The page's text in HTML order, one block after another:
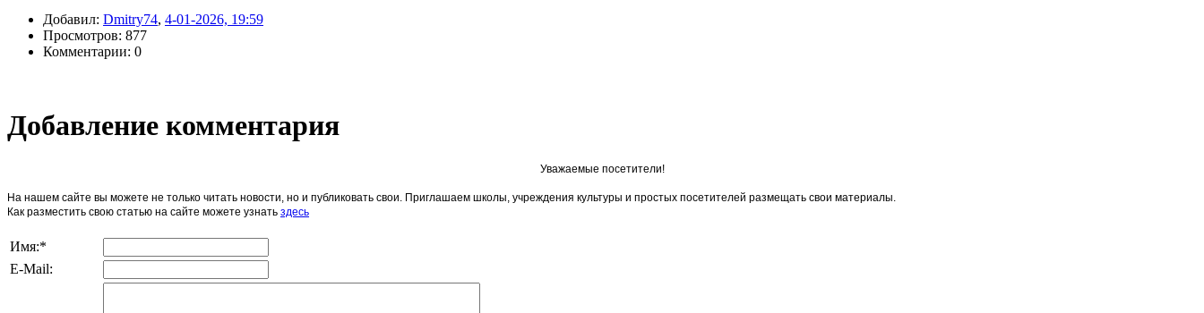
Добавил: Dmitry74, 4-01-2026, 19:59
Просмотров: 877
Комментарии: 0
Добавление комментария
Уважаемые посетители!
На нашем сайте вы можете не только читать новости, но и публиковать свои. Приглашаем школы, учреждения культуры и простых посетителей размещать свои материалы.
Как разместить свою статью на сайте можете узнать здесь
Имя:*
E-Mail: